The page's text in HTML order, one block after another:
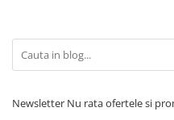
Newsletter Nu rata ofertele si